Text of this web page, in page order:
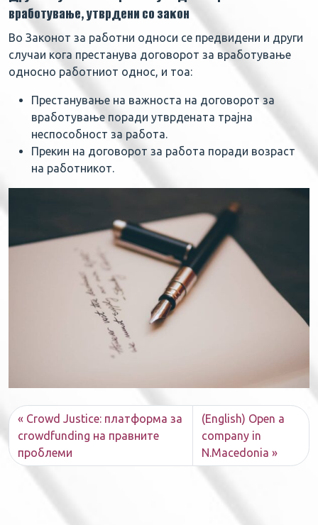
вработување, утврдени со закон
Во Законот за работни односи се предвидени и други
случаи кога престанува договорот за вработување
односно работниот однос, и тоа:
Престанување на важноста на договорот за
вработување поради утврдената трајна
неспособност за работа.
Прекин на договорот за работа поради возраст
на работникот.
Crowd Justice: платформа за
crowdfunding на правните
проблеми
(English) Open a
company in
N.Macedonia